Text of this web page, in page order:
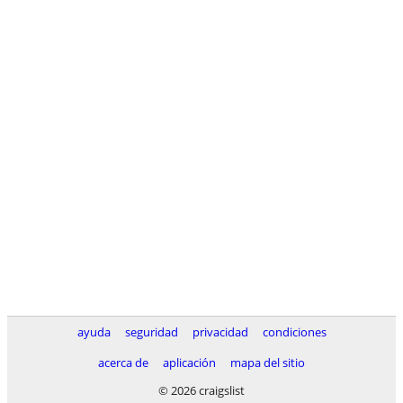
ayuda seguridad privacidad
condiciones
acerca de
aplicación
mapa del sitio
© 2026 craigslist